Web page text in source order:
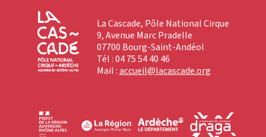
La Cascade, Pôle National Cirque
9, Avenue Marc Pradelle
07700 Bourg-Saint-Andéol
Tél : 04 75 54 40 46
Mail :accueil@lacascade.org